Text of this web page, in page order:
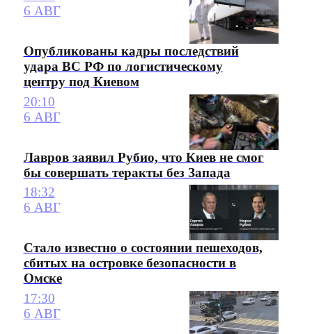
6 АВГ
Опубликованы кадры последствий
удара ВС РФ по логистическому
центру под Киевом
20:10
6 АВГ
Лавров заявил Рубио, что Киев не смог
бы совершать теракты без Запада
18:32
6 АВГ
Стало известно о состоянии пешеходов,
сбитых на островке безопасности в
Омске
17:30
6 АВГ